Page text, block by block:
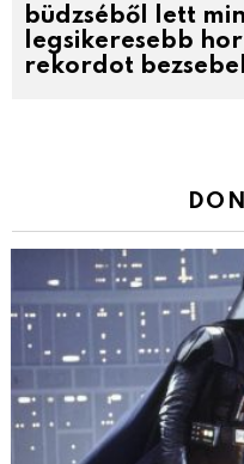
büdzséből lett
legsikeresebb
rekordot